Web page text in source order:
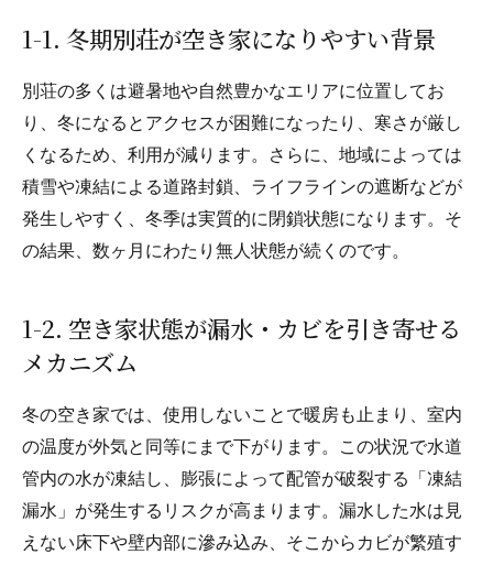
1-1. 冬期別荘が空き家になりやすい背景
別荘の多くは避暑地や自然豊かなエリアに位置してお
り、冬になるとアクセスが困難になったり、寒さが厳し
くなるため、利用が減ります。さらに、地域によっては
積雪や凍結による道路封鎖、ライフラインの遮断などが
発生しやすく、冬季は実質的に閉鎖状態になります。そ
の結果、数ヶ月にわたり無人状態が続くのです。
1-2. 空き家状態が漏水・カビを引き寄せる
メカニズム
冬の空き家では、使用しないことで暖房も止まり、室内
の温度が外気と同等にまで下がります。この状況で水道
管内の水が凍結し、膨張によって配管が破裂する「凍結
漏水」が発生するリスクが高まります。漏水した水は見
えない床下や壁内部に滲み込み、そこからカビが繁殖す